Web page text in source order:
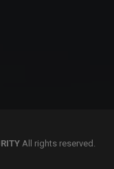
All rights reserved.